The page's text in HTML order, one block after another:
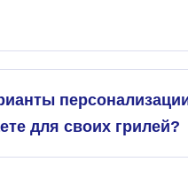
для своих грилей?